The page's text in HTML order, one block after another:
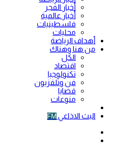
أخبار الفجر
أخبار عالمية
فلسطينيات
محليات
أهداف الرياضة
من هنا وهناك
الكل
اقتصاد
تكنولوجيا
فن وتلفزيون
قضايا
منوعات
البث الاذاعي FM